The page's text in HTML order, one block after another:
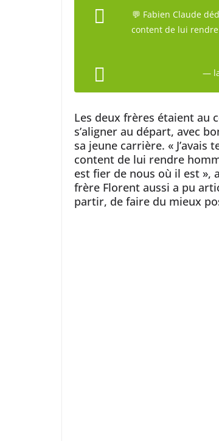
💬 Fabien Claude
content de lui
—
Les deux frères étaient au
s’aligner au départ, avec
sa jeune carrière. «
content de lui rendre
est fier de nous où il est »,
frère Florent aussi a pu
partir, de faire du mieux